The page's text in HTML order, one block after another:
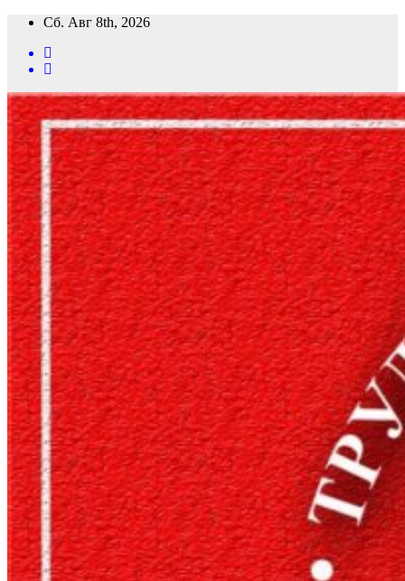
Перейти
содержимому
Сб. Авг 8th, 2026